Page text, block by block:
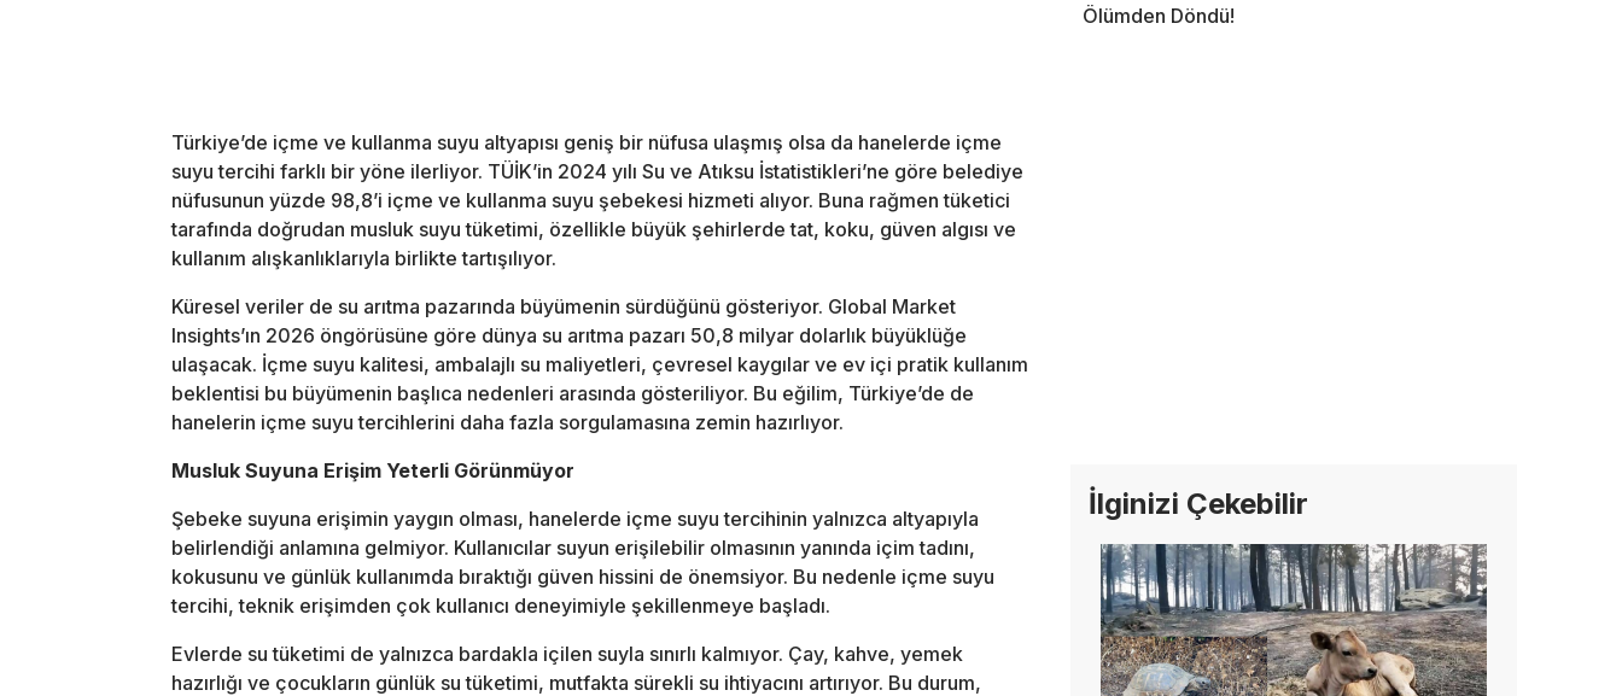
Türkiye’de içme ve kullanma suyu altyapısı geniş bir nüfusa ulaşmış olsa da hanelerde içme
suyu tercihi farklı bir yöne ilerliyor. TÜİK’in 2024 yılı Su ve Atıksu İstatistikleri’ne göre belediye
nüfusunun yüzde 98,8’i içme ve kullanma suyu şebekesi hizmeti alıyor. Buna rağmen tüketici
tarafında doğrudan musluk suyu tüketimi, özellikle büyük şehirlerde tat, koku, güven algısı ve
kullanım alışkanlıklarıyla birlikte tartışılıyor.
Küresel veriler de su arıtma pazarında büyümenin sürdüğünü gösteriyor. Global Market
Insights’ın 2026 öngörüsüne göre dünya su arıtma pazarı 50,8 milyar dolarlık büyüklüğe
ulaşacak. İçme suyu kalitesi, ambalajlı su maliyetleri, çevresel kaygılar ve ev içi pratik kullanım
beklentisi bu büyümenin başlıca nedenleri arasında gösteriliyor. Bu eğilim, Türkiye’de de
hanelerin içme suyu tercihlerini daha fazla sorgulamasına zemin hazırlıyor.
Musluk Suyuna Erişim Yeterli Görünmüyor
Şebeke suyuna erişimin yaygın olması, hanelerde içme suyu tercihinin yalnızca altyapıyla
belirlendiği anlamına gelmiyor. Kullanıcılar suyun erişilebilir olmasının yanında içim tadını,
kokusunu ve günlük kullanımda bıraktığı güven hissini de önemsiyor. Bu nedenle içme suyu
tercihi, teknik erişimden çok kullanıcı deneyimiyle şekillenmeye başladı.
Evlerde su tüketimi de yalnızca bardakla içilen suyla sınırlı kalmıyor. Çay, kahve, yemek
hazırlığı ve çocukların günlük su tüketimi, mutfakta sürekli su ihtiyacını artırıyor. Bu durum,
Ölümden Döndü!
İlginizi Çekebilir